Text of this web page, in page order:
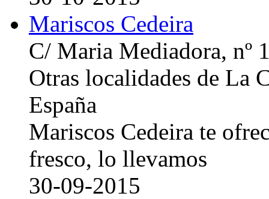
Mariscos Cedeira
C/ Maria Mediadora, nº
Otras localidades de La
España
Mariscos Cedeira te
fresco, lo llevamos
30-09-2015